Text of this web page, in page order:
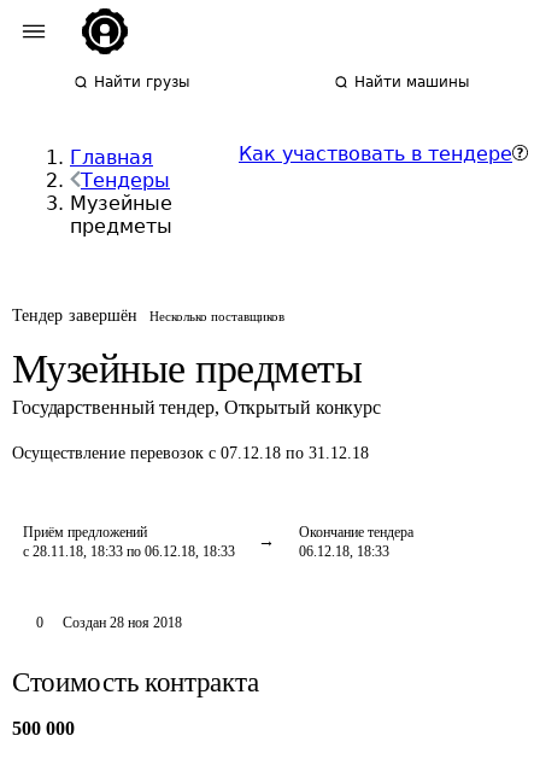
Найти грузы Найти машины
Главная
Тендеры
Музейные
предметы
Как участвовать в тендере
Тендер завершён Несколько поставщиков
Музейные предметы
Государственный тендер, Открытый конкурс
Осуществление перевозок с 07.12.18 по 31.12.18
Приём предложений
с 28.11.18, 18:33 по 06.12.18, 18:33
Окончание тендера
06.12.18, 18:33
0 Создан 28 ноя 2018
Стоимость контракта
500 000